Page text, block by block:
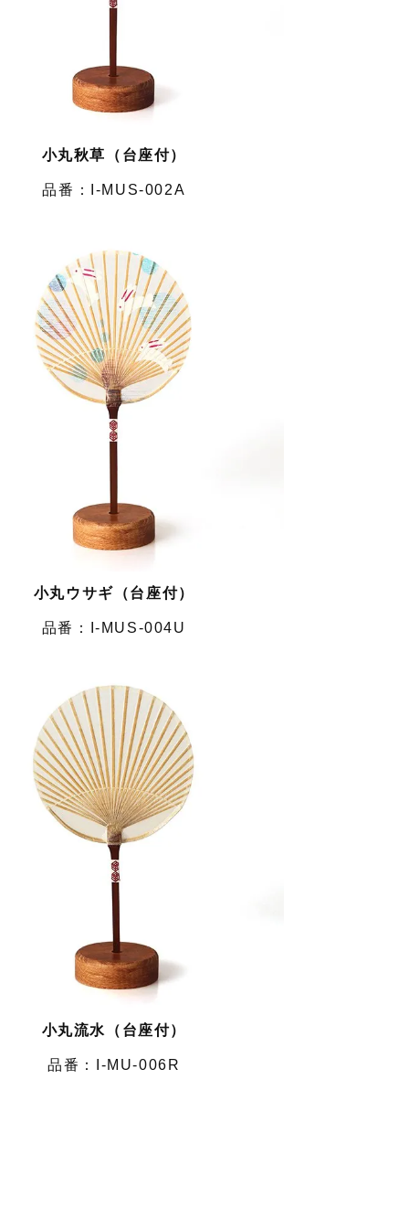
小丸秋草（台座付）
I-MUS-002A
小丸ウサギ（台座付）
I-MUS-004U
小丸流水（台座付）
I-MU-006R